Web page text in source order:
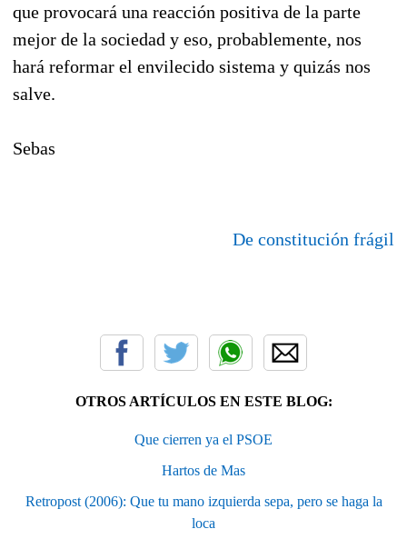
que provocará una reacción positiva de la parte
mejor de la sociedad y eso, probablemente, nos
hará reformar el envilecido sistema y quizás nos
salve.
Sebas
De constitución frágil
OTROS ARTÍCULOS EN ESTE BLOG:
Que cierren ya el PSOE
Hartos de Mas
Retropost (2006): Que tu mano izquierda sepa, pero se haga la
loca